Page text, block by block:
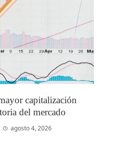
capitalización
del mercado
agosto 4, 2026